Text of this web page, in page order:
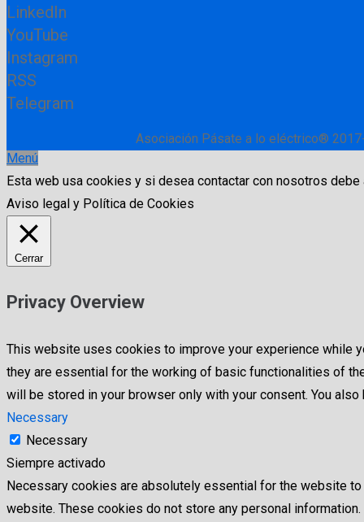
LinkedIn
YouTube
Instagram
RSS
Telegram
Asociación Pásate a lo eléctrico®
Menú
Esta web usa cookies y si desea contactar con nosotros
Aviso legal y Política de Cookies
Cerrar
Privacy Overview
This website uses cookies to improve your experience while
they are essential for the working of basic functionalities of
will be stored in your browser only with your consent. You
Necessary
Necessary
Siempre activado
Necessary cookies are absolutely essential for the website
website. These cookies do not store any personal information.